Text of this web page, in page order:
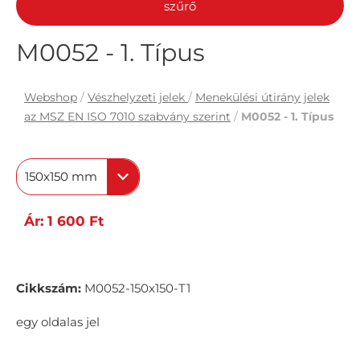
szűrő
M0052 - 1. Típus
Webshop / Vészhelyzeti jelek / Menekülési útirány jelek
az MSZ EN ISO 7010 szabvány szerint / M0052 - 1. Típus
150x150 mm
Ár: 1 600 Ft
Cikkszám: M0052-150x150-T1
egy oldalas jel